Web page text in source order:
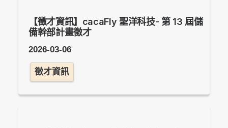
【徵才資訊】cacaFly 聖洋科技- 第 13 屆儲
備幹部計畫徵才
2026-03-06
徵才資訊